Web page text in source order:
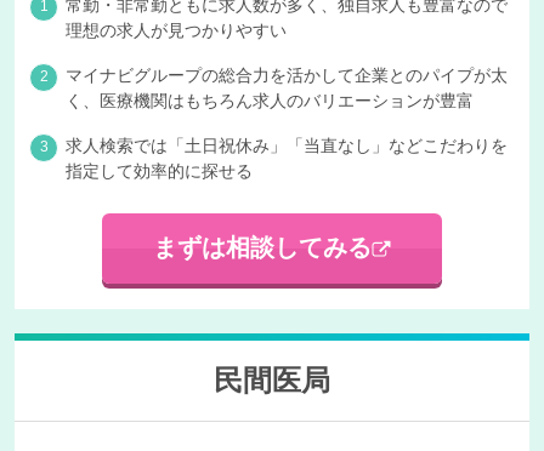
常勤・非常勤ともに求人数が多く、独自求人も豊富なので
理想の求人が見つかりやすい
マイナビグループの総合力を活かして企業とのパイプが太
く、医療機関はもちろん求人のバリエーションが豊富
求人検索では「土日祝休み」「当直なし」などこだわりを
指定して効率的に探せる
まずは相談してみる
民間医局